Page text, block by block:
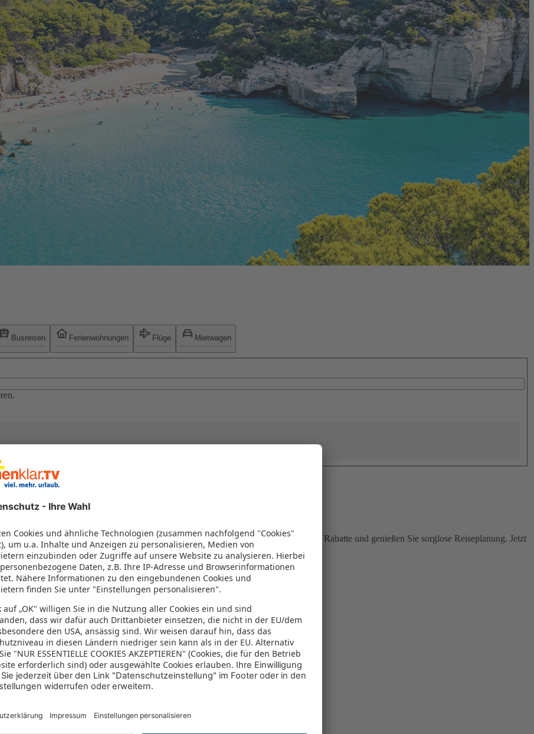
Busreisen Ferienwohnungen Flüge Mietwagen
in einem Paket kombiniert werden – das spart Zeit und Geld. Nutzen Sie attraktive Rabatte und genießen Sie sorglose Reiseplanung. Jetzt